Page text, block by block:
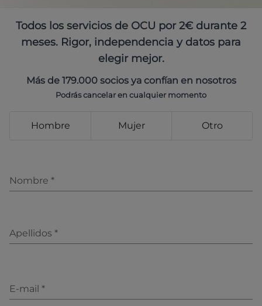
Todos los servicios de OCU por 2€ durante 2
meses. Rigor, independencia y datos para
elegir mejor.
Más de 179.000 socios ya confían en nosotros
Podrás cancelar en cualquier momento
Hombre Mujer Otro
Nombre *
Apellidos *
E-mail *